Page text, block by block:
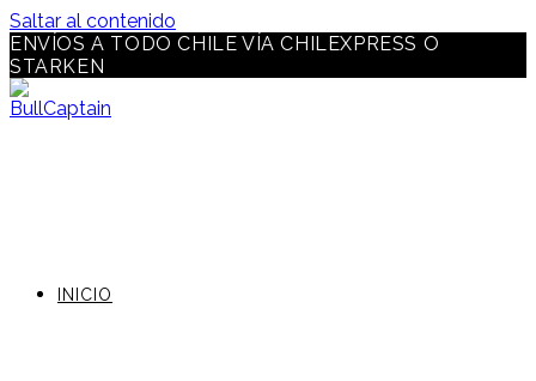
Saltar al contenido
ENVÍOS A TODO CHILE VÍA CHILEXPRESS O
STARKEN
INICIO